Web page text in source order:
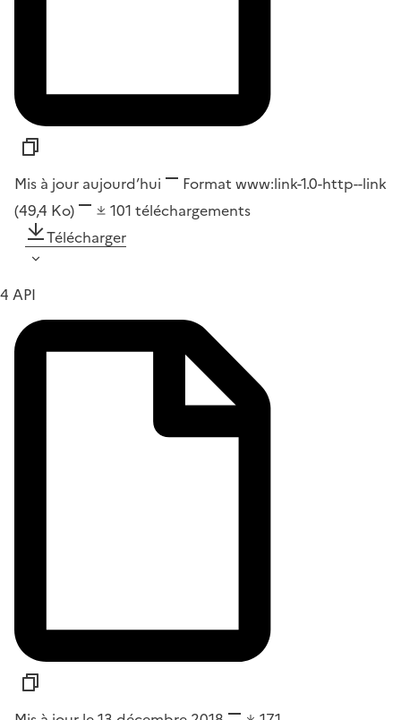
Mis à jour aujourd’hui Format www:link-1.0-http--link
(49,4 Ko)
101 téléchargements
Télécharger
4 API